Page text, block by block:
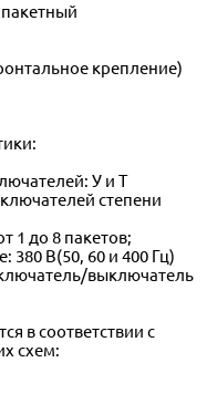
крепление)
У и Т
степени
1 до 8 пакетов;
В(50, 60 и 400 Гц)
выключатель
в соответствии с
схем: